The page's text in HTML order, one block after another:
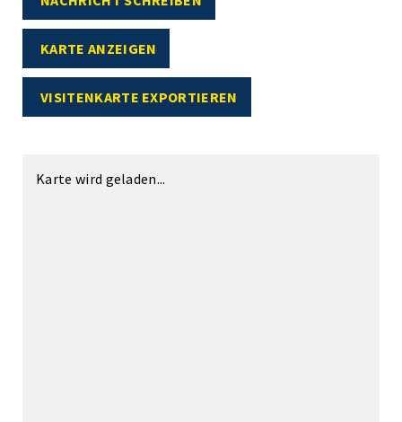
KARTE ANZEIGEN
VISITENKARTE EXPORTIEREN
Karte wird geladen...